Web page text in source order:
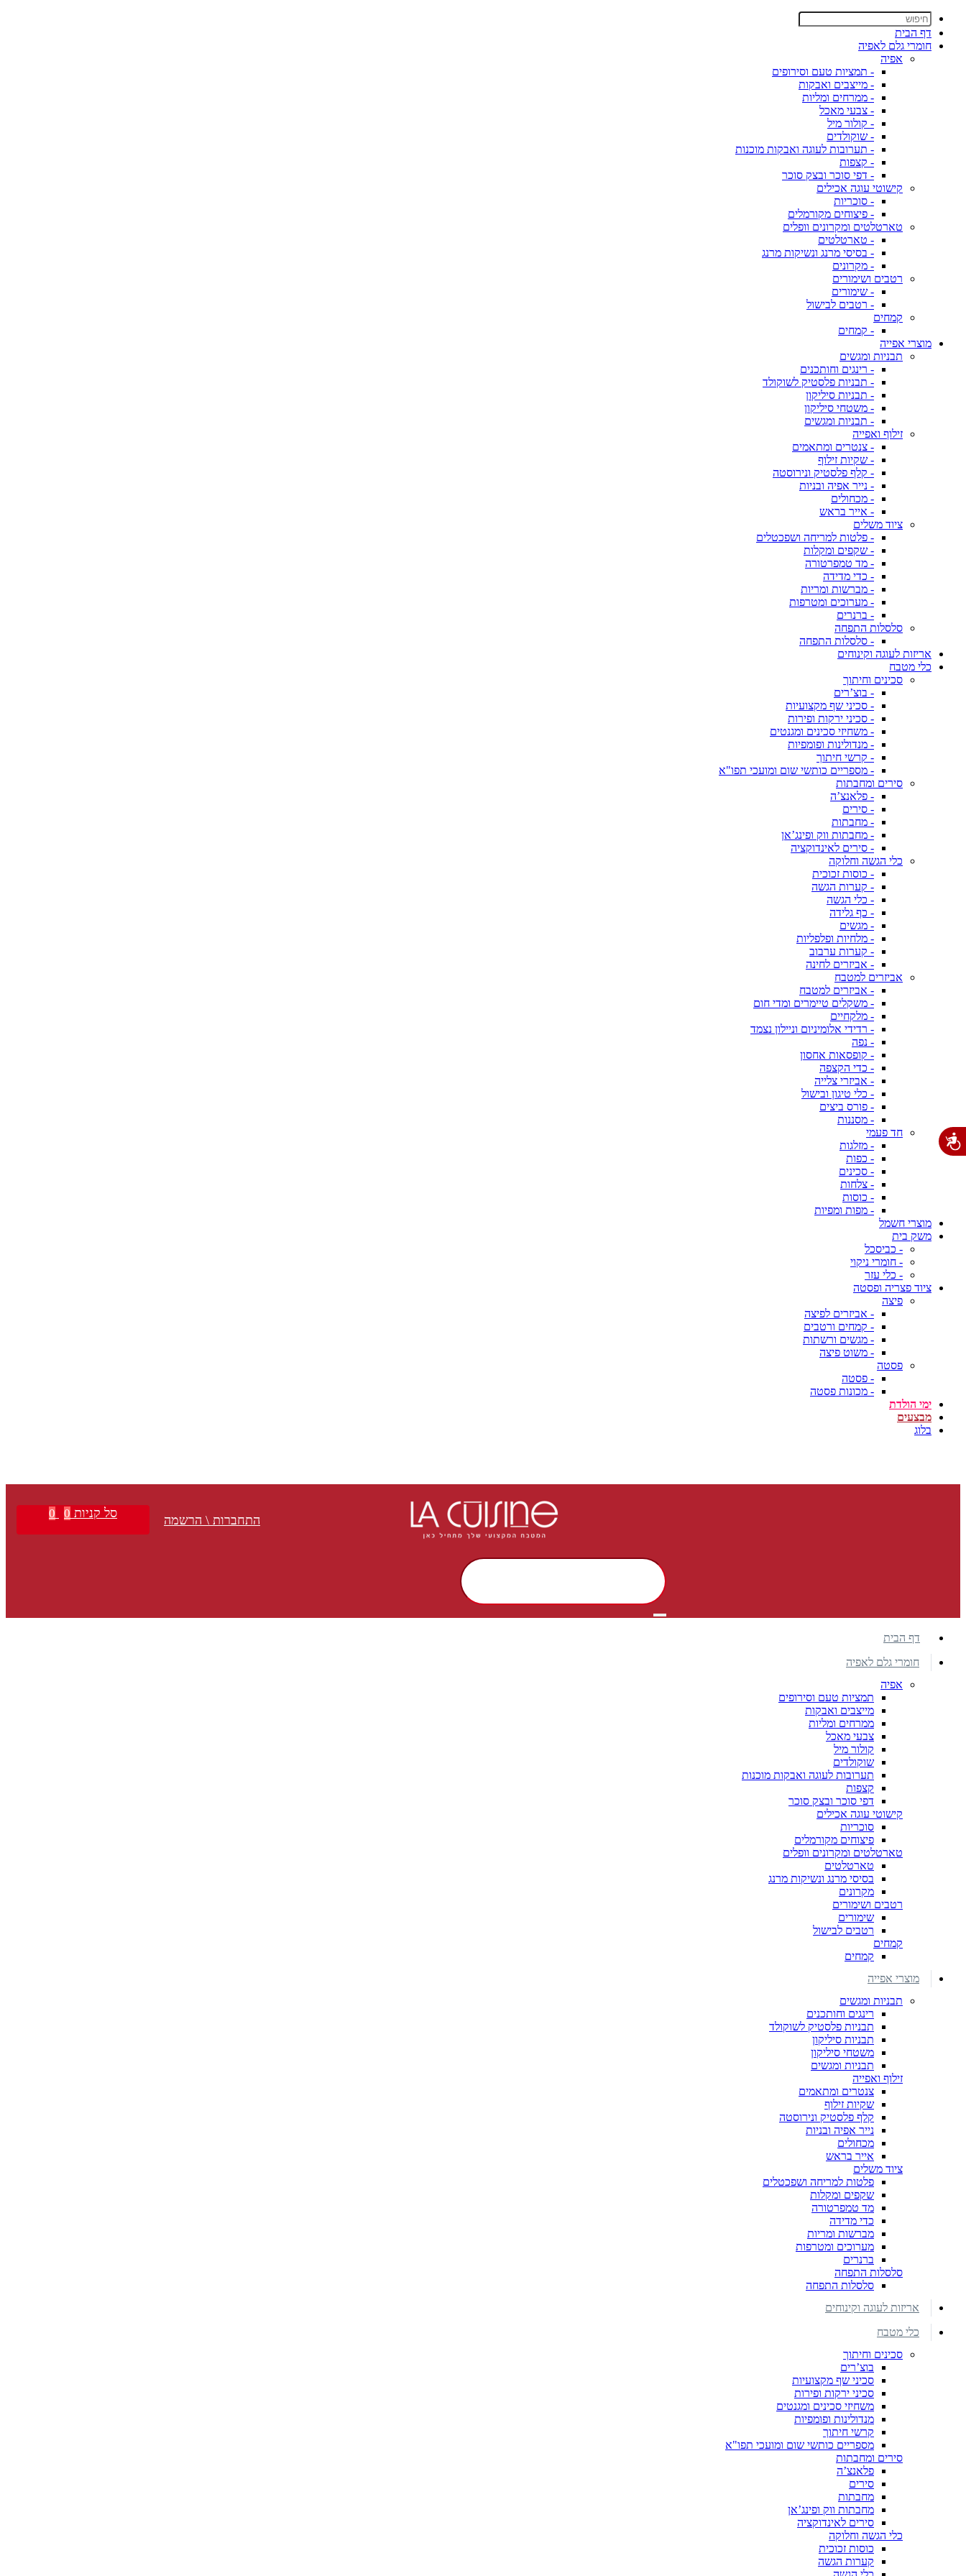
דף הבית
חומרי גלם לאפיה
אפיה
- תמציות טעם וסירופים
- מייצבים ואבקות
- ממרחים ומליות
- צבעי מאכל
- קולור מיל
- שוקולדים
- תערובות לעוגה ואבקות מוכנות
- קצפות
- דפי סוכר ובצק סוכר
קישוטי עוגה אכילים
- סוכריות
- פיצוחים מקורמלים
טארטלטים ומקרונים וופלים
- טארטלטים
- בסיסי מרנג ונשיקות מרנג
- מקרונים
רטבים ושימורים
- שימורים
- רטבים לבישול
קמחים
- קמחים
מוצרי אפייה
תבניות ומגשים
- רינגים וחותכנים
- תבניות פלסטיק לשוקולד
- תבניות סיליקון
- משטחי סיליקון
- תבניות ומגשים
זילוף ואפייה
- צנטרים ומתאמים
- שקיות זילוף
- קלף פלסטיק ונירוסטה
- נייר אפיה ובניות
- מכחולים
- אייר בראש
ציוד משלים
- פלטות למריחה ושפכטלים
- שקפים ומקלות
- מד טמפרטורה
- כדי מדידה
- מברשות ומריות
- מערוכים ומטרפות
- ברנרים
סלסלות התפחה
- סלסלות התפחה
אריזות לעוגה וקינוחים
כלי מטבח
סכינים וחיתוך
- בוצ’רים
- סכיני שף מקצועיות
- סכיני ירקות ופירות
- משחיזי סכינים ומגנטים
- מנדולינות ופומפיות
- קרשי חיתוך
- מספריים כותשי שום ומועכי תפו"א
סירים ומחבתות
- פלאנצ’ה
- סירים
- מחבתות
- מחבתות ווק ופינג’אן
- סירים לאינדוקציה
כלי הגשה וחלוקה
- כוסות זכוכית
- קערות הגשה
- כלי הגשה
- כף גלידה
- מגשים
- מלחיות ופלפליות
- קערות ערבוב
- אביזרים לחינה
אביזרים למטבח
- אביזרים למטבח
- משקלים טיימרים ומדי חום
- מלקחיים
- רדידי אלומיניום וניילון נצמד
- נפה
- קופסאות אחסון
- כדי הקצפה
- אביזרי צלייה
- כלי טיגון ובישול
- פורס ביצים
- מסננות
חד פעמי
- מזלגות
- כפות
- סכינים
- צלחות
- כוסות
- מפות ומפיות
מוצרי חשמל
משק בית
- כביסכל
- חומרי ניקוי
- כלי עזר
ציוד פצריה ופסטה
פיצה
- אביזרים לפיצה
- קמחים ורטבים
- מגשים ורשתות
- משוט פיצה
פסטה
- פסטה
- מכונות פסטה
ימי הולדת
מבצעים
בלוג
התחברות \ הרשמה סל קניות 0
0
דף הבית
חומרי גלם לאפיה
אפיה
תמציות טעם וסירופים
מייצבים ואבקות
ממרחים ומליות
צבעי מאכל
קולור מיל
שוקולדים
תערובות לעוגה ואבקות מוכנות
קצפות
דפי סוכר ובצק סוכר
קישוטי עוגה אכילים
סוכריות
פיצוחים מקורמלים
טארטלטים ומקרונים וופלים
טארטלטים
בסיסי מרנג ונשיקות מרנג
מקרונים
רטבים ושימורים
שימורים
רטבים לבישול
קמחים
קמחים
מוצרי אפייה
תבניות ומגשים
רינגים וחותכנים
תבניות פלסטיק לשוקולד
תבניות סיליקון
משטחי סיליקון
תבניות ומגשים
זילוף ואפייה
צנטרים ומתאמים
שקיות זילוף
קלף פלסטיק ונירוסטה
נייר אפיה ובניות
מכחולים
אייר בראש
ציוד משלים
פלטות למריחה ושפכטלים
שקפים ומקלות
מד טמפרטורה
כדי מדידה
מברשות ומריות
מערוכים ומטרפות
ברנרים
סלסלות התפחה
סלסלות התפחה
אריזות לעוגה וקינוחים
כלי מטבח
סכינים וחיתוך
בוצ’רים
סכיני שף מקצועיות
סכיני ירקות ופירות
משחיזי סכינים ומגנטים
מנדולינות ופומפיות
קרשי חיתוך
מספריים כותשי שום ומועכי תפו"א
סירים ומחבתות
פלאנצ’ה
סירים
מחבתות
מחבתות ווק ופינג’אן
סירים לאינדוקציה
כלי הגשה וחלוקה
כוסות זכוכית
קערות הגשה